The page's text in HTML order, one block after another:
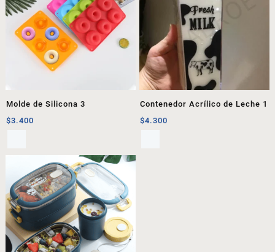
Molde de Silicona 3
$3.400
Contenedor Acrílico de Leche 1
$4.300